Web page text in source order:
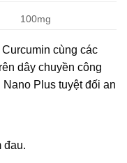
100mg
cùng các
dây chuyền công
Plus tuyệt đối an
đau.